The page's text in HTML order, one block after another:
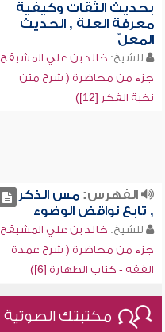
بحديث الثقات وكيفية
معرفة العلة , الحديث
المعلّ
للشيخ: خالد بن علي المشيقح
جزء من محاضرة ( شرح متن
نخبة الفكر [12])
الفهرس:مس الذكر
, تابع نواقض الوضوء
للشيخ: خالد بن علي المشيقح
جزء من محاضرة ( شرح عمدة
الفقه - كتاب الطهارة [6])
مكتبتك الصوتية